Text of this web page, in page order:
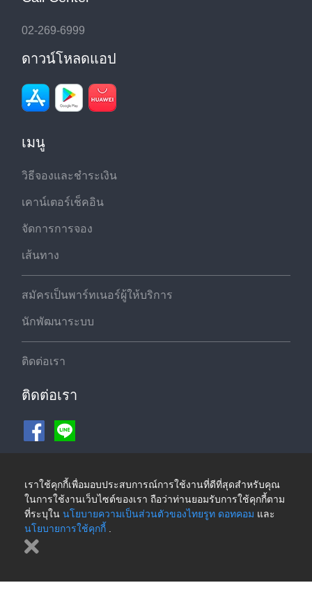
เราใช้คุกกี้เพื่อมอบประสบการณ์การใช้งานที่ดีที่สุดสำหรับคุณ
ในการใช้งานเว็บไซต์ของเรา ถือว่าท่านยอมรับการใช้คุกกี้ตาม
ที่ระบุใน นโยบายความเป็นส่วนตัวของไทยรูท ดอทคอม และ
นโยบายการใช้คุกกี้
02-269-6999
ดาวน์โหลดแอป
เมนู
วิธีจองและชำระเงิน
เคาน์เตอร์เช็คอิน
จัดการการจอง
เส้นทาง
สมัครเป็นพาร์ทเนอร์ผู้ให้บริการ
นักพัฒนาระบบ
ติดต่อเรา
ติดต่อเรา